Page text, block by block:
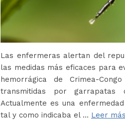
Las enfermeras alertan del
las medidas más eficaces para
hemorrágica de Crimea-
transmitidas por garrapatas
Actualmente es una
tal y como indicaba el … Leer más